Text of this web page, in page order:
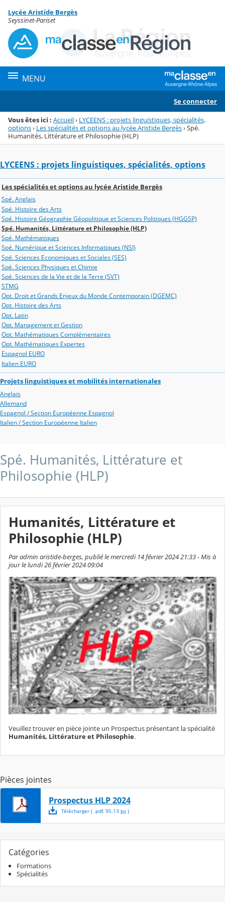
Menu de la rubrique
Contenu
Lycée Aristide Bergès
Seyssinet-Pariset
MENU
Se connecter
Vous êtes ici : Accueil› LYCEENS : projets linguistiques, spécialités,
options› Les spécialités et options au lycée Aristide Bergès›Spé.
Humanités, Littérature et Philosophie (HLP)
LYCEENS : projets linguistiques, spécialités, options
Les spécialités et options au lycée Aristide Bergès
Spé. Anglais
Spé. Histoire des Arts
Spé. Histoire Géographie Géopolitique et Sciences Politiques (HGGSP)
Spé. Humanités, Littérature et Philosophie (HLP)
Spé. Mathématiques
Spé. Numérique et Sciences Informatiques (NSI)
Spé. Sciences Economiques et Sociales (SES)
Spé. Sciences Physiques et Chimie
Spé. Sciences de la Vie et de la Terre (SVT)
STMG
Opt. Droit et Grands Enjeux du Monde Contemporain (DGEMC)
Opt. Histoire des Arts
Opt. Latin
Opt. Management et Gestion
Opt. Mathématiques Complémentaires
Opt. Mathématiques Expertes
Espagnol EURO
Italien EURO
Projets linguistiques et mobilités internationales
Anglais
Allemand
Espagnol / Section Européenne Espagnol
Italien / Section Européenne Italien
Spé. Humanités, Littérature et
Philosophie (HLP)
Humanités, Littérature et
Philosophie (HLP)
Par admin aristide-berges, publié le mercredi 14 février 2024 21:33 - Mis à
jour le lundi 26 février 2024 09:04
Veuillez trouver en pièce jointe un Prospectus présentant la spécialité
Humanités, Littérature et Philosophie.
Pièces jointes
Prospectus HLP 2024
Télécharger( .pdf, 95.13 ko)
Catégories
Formations
Spécialités